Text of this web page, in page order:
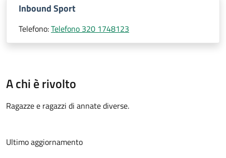
Inbound Sport
Telefono:Telefono 320 1748123
A chi è rivolto
Ragazze e ragazzi di annate diverse.
Ultimo aggiornamento